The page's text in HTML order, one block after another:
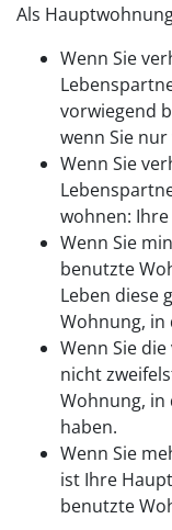
Als
Wenn Sie
vorwiegend
wenn Sie
Wenn Sie
wohnen:
Wenn Sie
benutzte
Leben diese
Wohnung, in
Wenn Sie
nicht
Wohnung, in
haben.
Wenn Sie
ist Ihre
benutzte